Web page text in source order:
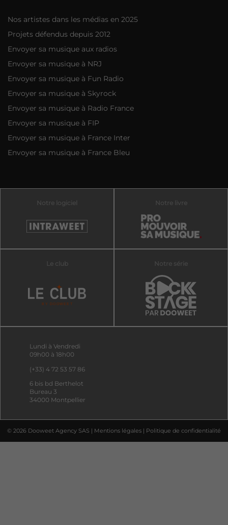
Nos artistes dans les médias en 2025
Projets défendus depuis 2012
Envoyer sa musique aux radios
Envoyer sa musique à NRJ
Envoyer sa musique à Fun Radio
Envoyer sa musique à Skyrock
Envoyer sa musique à Radio France
Envoyer sa musique à FIP
Envoyer sa musique à France Inter
Envoyer sa musique à France Bleu
Notre logiciel Notre livre
Le club Notre série
Lundi à Vendredi
09h00 à 18h00
(+33) 4 72 53 57 86
6 bis bd Berthelot
Bureau 3
34000 Montpellier
© 2026 Dooweet Agency SAS | Mentions légales | Politique de confidentialité